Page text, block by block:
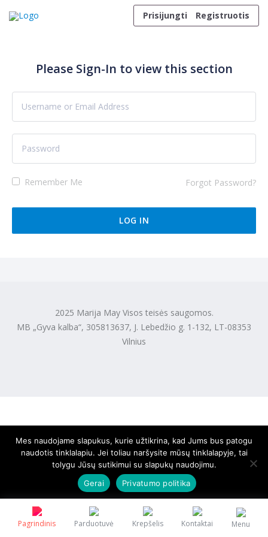
Prisijungti
Registruotis
Pagrindinis Parduotuvė Krepšelis Kontaktai Menu
Please Sign-In to view this section
Remember Me Forgot Password?
2025 Marija May Visos teisės saugomos.
MB „Gyva kalba“, 305813637, J. Lebedžio g. 1-132, LT-08353
Vilnius
Mes naudojame slapukus, kurie užtikrina, kad Jums bus patogu
naudotis tinklalapiu. Jei toliau naršysite mūsų tinklalapyje, tai
tolygu Jūsų sutikimui su slapukų naudojimu.
Gerai
Privatumo politika